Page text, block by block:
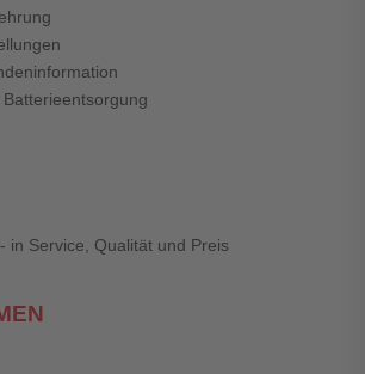
in Service, Qualität und Preis